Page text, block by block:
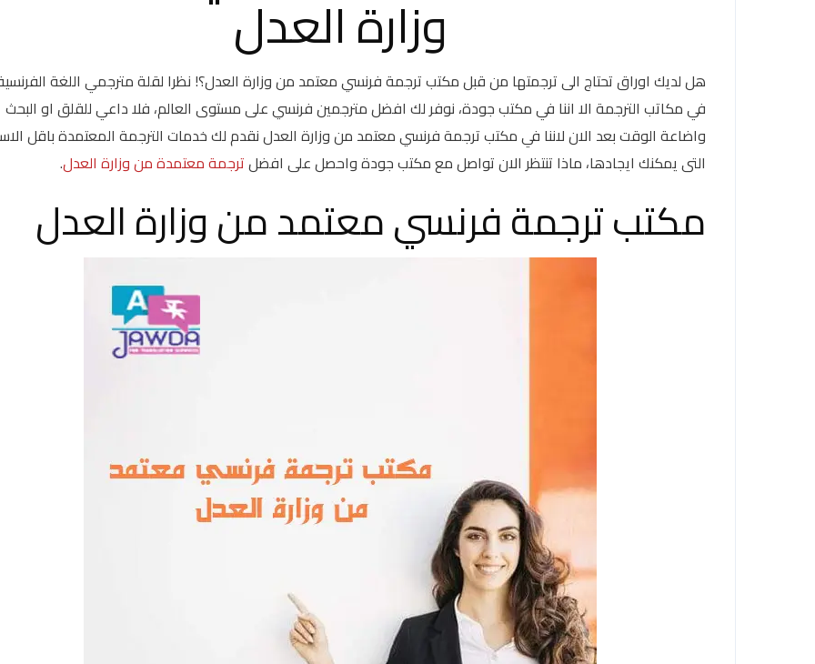
وزارة العدل
هل لديك اوراق تحتاج الى ترجمتها من قبل مكتب ترجمة فرنسي معتمد من وزارة العدل؟! نظرا لقلة مترجمي اللغة
في مكاتب الترجمة الا اننا في مكتب جودة، نوفر لك افضل مترجمين فرنسي على مستوى العالم، فلا داعي للقلق او البحث
واضاعة الوقت بعد الان لاننا في مكتب ترجمة فرنسي معتمد من وزارة العدل نقدم لك خدمات الترجمة المعتمدة باقل
التى يمكنك ايجادها، ماذا تنتظر الان تواصل مع مكتب جودة واحصل على افضلترجمة معتمدة من وزارة العدل.
مكتب ترجمة فرنسي معتمد من وزارة العدل